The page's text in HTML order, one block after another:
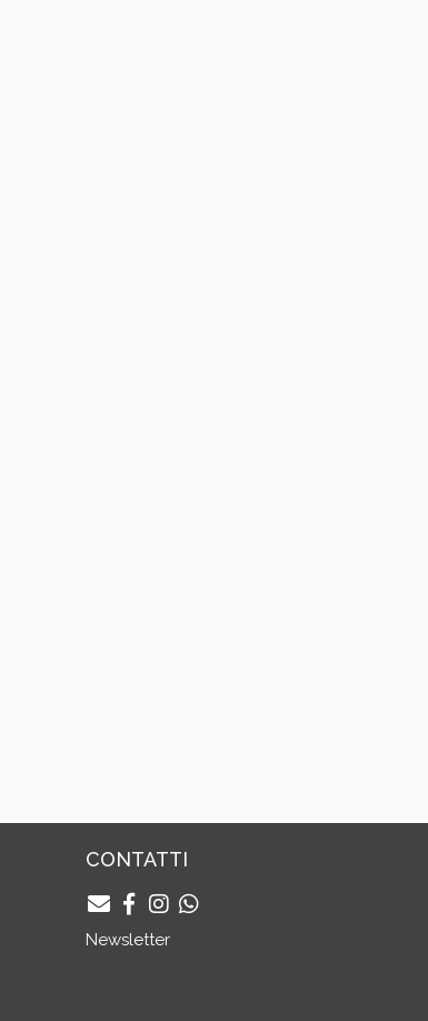
CONTATTI
Newsletter